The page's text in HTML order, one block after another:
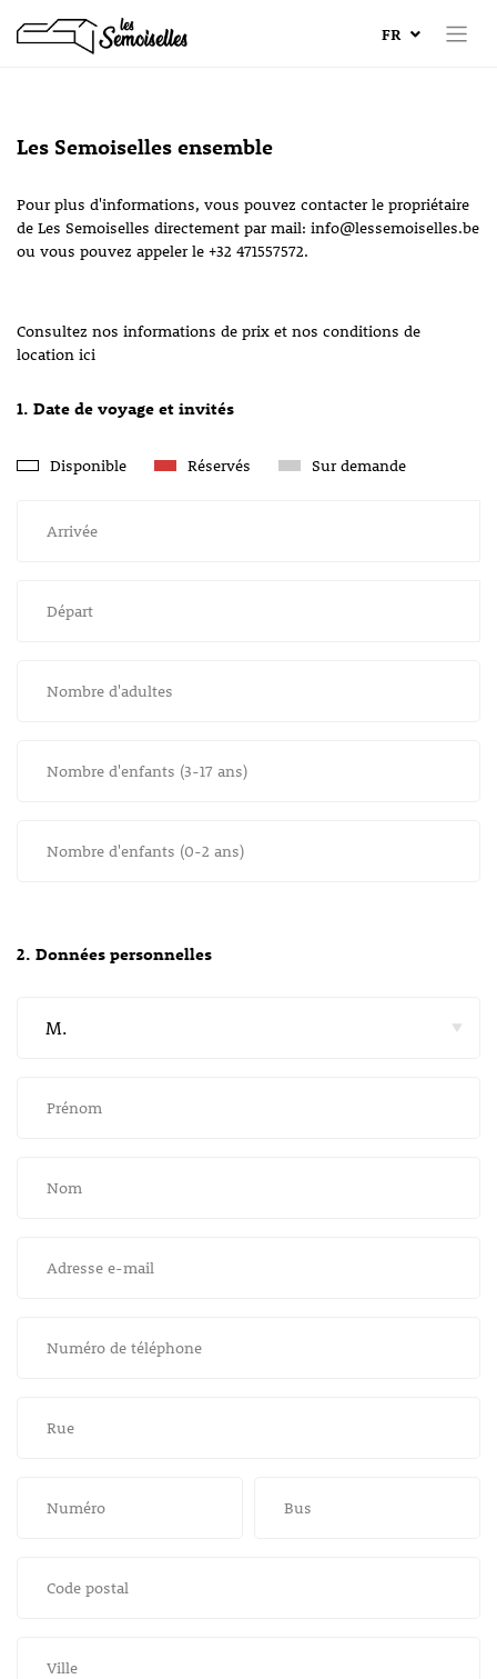
FR
Les Semoiselles ensemble
Pour plus d'informations, vous pouvez contacter le propriétaire
de Les Semoiselles directement par mail: info@lessemoiselles.be
ou vous pouvez appeler le +32 471557572.
Consultez nos informations de prix et nos conditions de
location ici
1. Date de voyage et invités
Disponible Réservés Sur demande
Arrivée
Départ
Nombre d'adultes
Nombre d'enfants (3-17 ans)
Nombre d'enfants (0-2 ans)
2. Données personnelles
Prénom
Nom
Adresse e-mail
Numéro de téléphone
Rue
Numéro Bus
Code postal
Ville